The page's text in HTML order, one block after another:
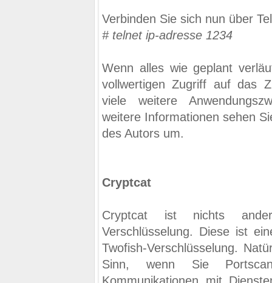
Verbinden Sie sich nun über
# telnet ip-adresse 1234
Wenn alles wie geplant
vollwertigen Zugriff auf das
viele weitere
weitere Informationen sehen
des Autors um.
Cryptcat
Cryptcat ist nichts
Verschlüsselung. Diese ist
Twofish-Verschlüsselung.
Sinn, wenn Sie